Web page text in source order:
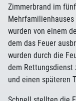
Zimmerbrand im
wurden von einem
dem das Feuer
wurden durch die
dem Rettungsdienst
und einen späteren